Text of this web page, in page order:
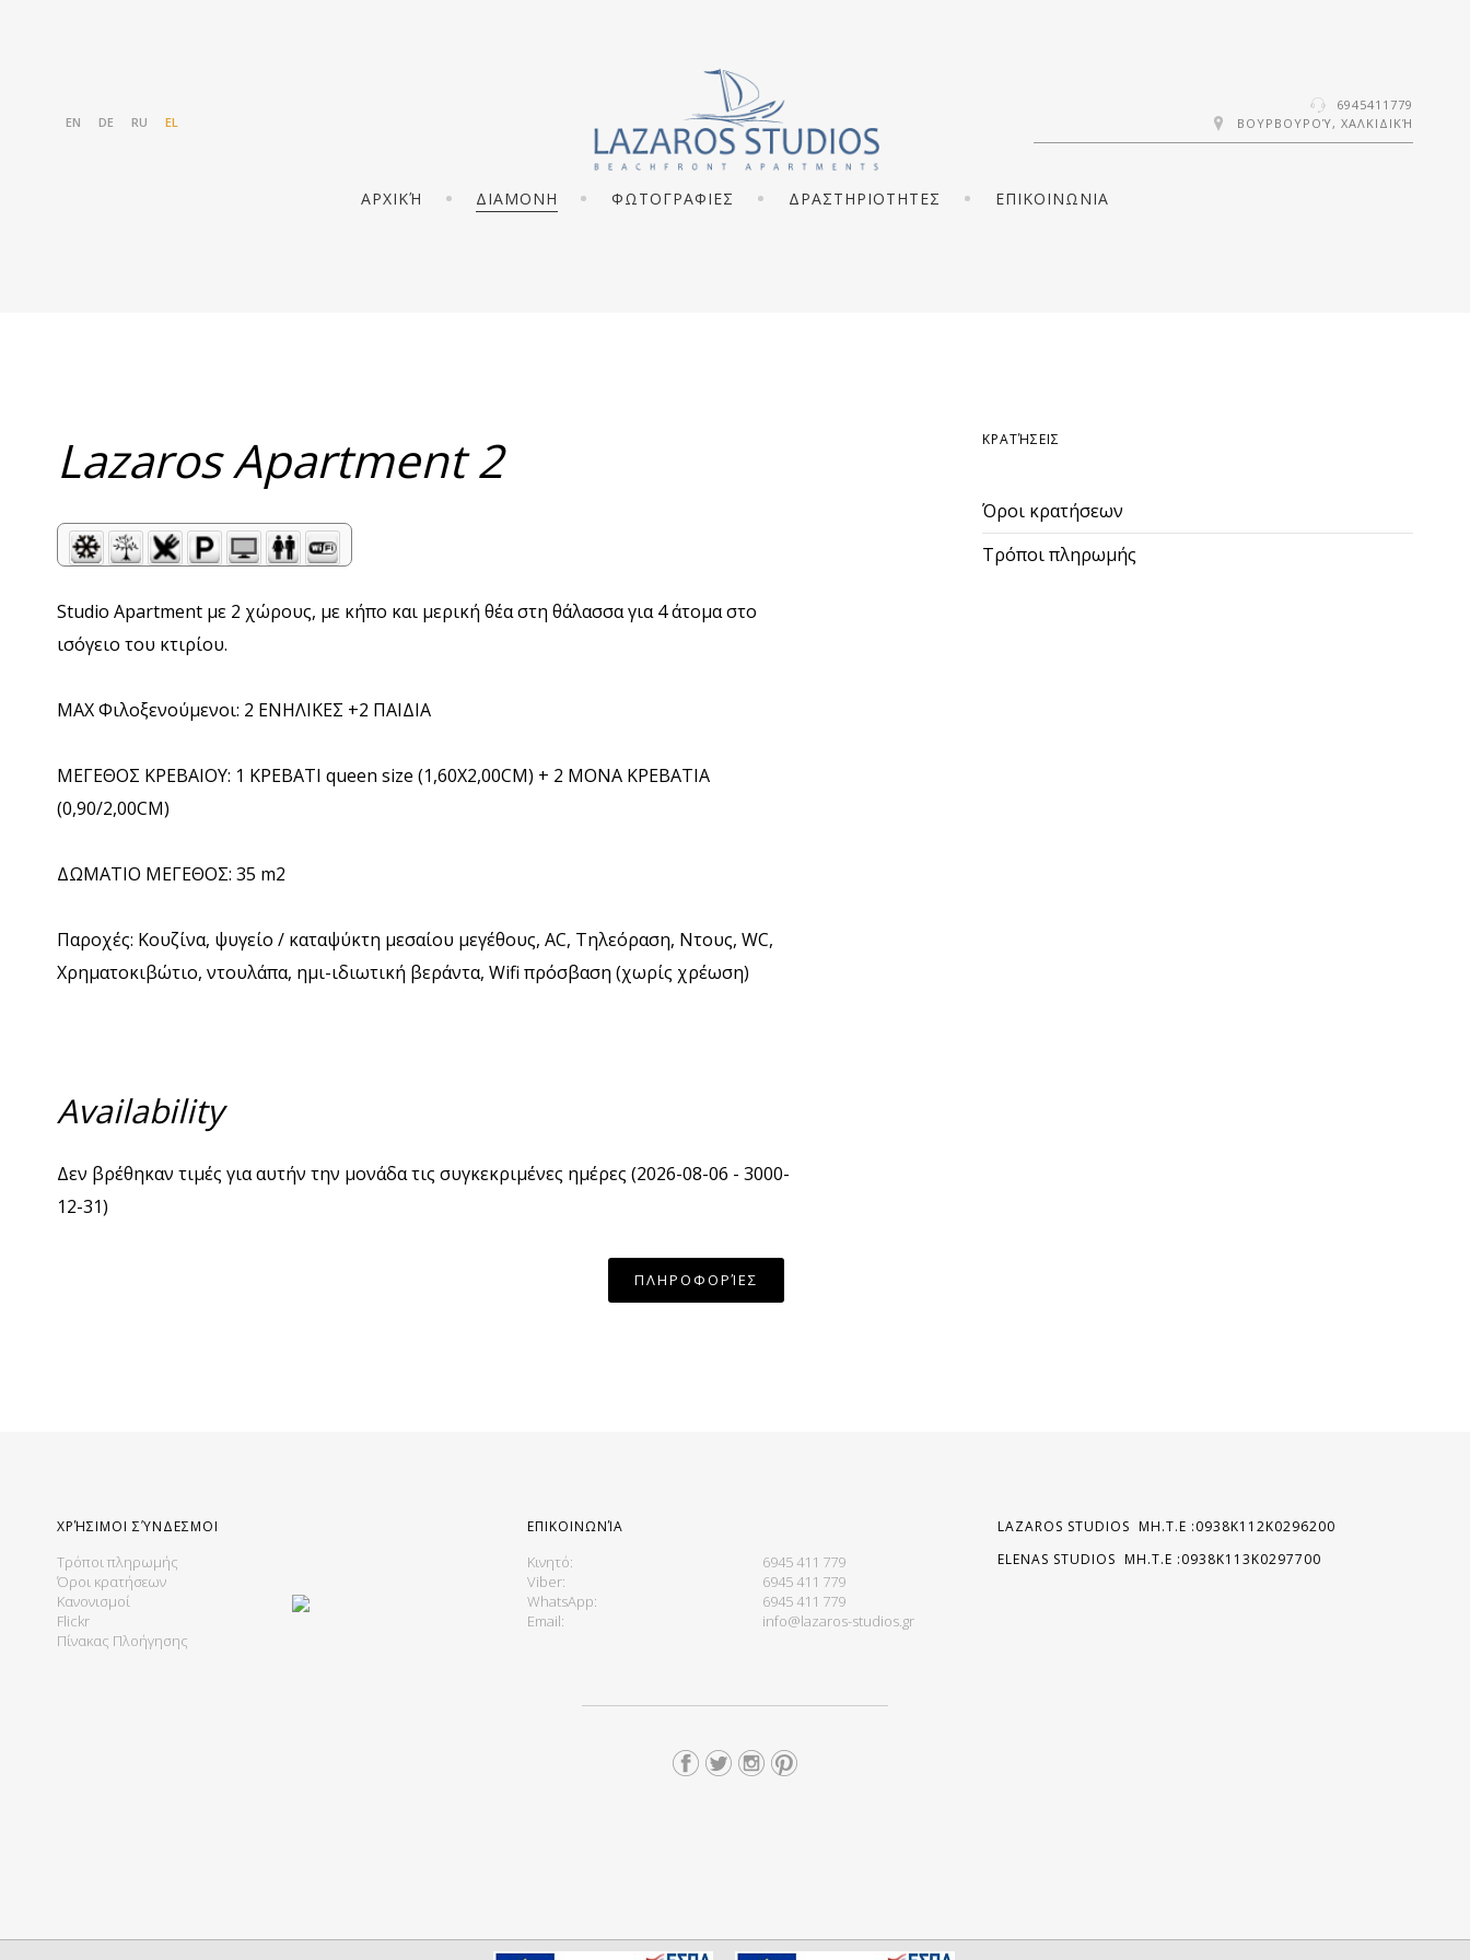
EN DE RU EL
6945411779
ΒΟΥΡΒΟΥΡΟΎ, ΧΑΛΚΙΔΙΚΉ
ΑΡΧΙΚΉ ΔΙΑΜΟΝΗ ΦΩΤΟΓΡΑΦΙΕΣ ΔΡΑΣΤΗΡΙΟΤΗΤΕΣ ΕΠΙΚΟΙΝΩΝΙΑ
Lazaros Apartment 2
Studio Apartment με 2 χώρους, με κήπο και μερική θέα στη θάλασσα για 4 άτομα στο
ισόγειο του κτιρίου.
MAX Φιλοξενούμενοι: 2 ΕΝΗΛΙΚΕΣ +2 ΠΑΙΔΙΑ
ΜΕΓΕΘΟΣ ΚΡΕΒΑΙΟΥ: 1 ΚΡΕΒΑΤΙ queen size (1,60X2,00CM) + 2 ΜΟΝΑ ΚΡΕΒΑΤΙΑ
(0,90/2,00CM)
ΔΩΜΑΤΙΟ ΜΕΓΕΘΟΣ: 35 m2
Παροχές: Κουζίνα, ψυγείο / καταψύκτη μεσαίου μεγέθους, AC, Τηλεόραση, Ντους, WC,
Χρηματοκιβώτιο, ντουλάπα, ημι-ιδιωτική βεράντα, Wifi πρόσβαση (χωρίς χρέωση)
Availability
Δεν βρέθηκαν τιμές για αυτήν την μονάδα τις συγκεκριμένες ημέρες (2026-08-06 - 3000-
12-31)
ΚΡΑΤΉΣΕΙΣ
Όροι κρατήσεων
Τρόποι πληρωμής
ΧΡΉΣΙΜΟΙ ΣΎΝΔΕΣΜΟΙ
Τρόποι πληρωμής
Όροι κρατήσεων
Κανονισμοί
Flickr
Πίνακας Πλοήγησης
ΕΠΙΚΟΙΝΩΝΊΑ
Κινητό:
Viber:
WhatsApp:
Email:
6945 411 779
6945 411 779
6945 411 779
info@lazaros-studios.gr
LAZAROS STUDIOS MH.T.E :0938K112K0296200
ELENAS STUDIOS MH.T.E :0938K113K0297700